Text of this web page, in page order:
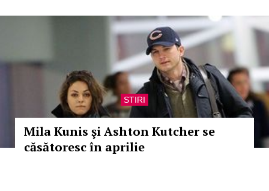
STIRI
Mila Kunis şi Ashton Kutcher se
căsătoresc în aprilie